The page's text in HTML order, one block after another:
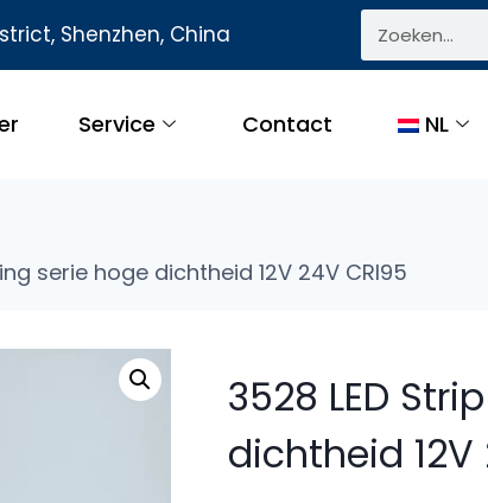
Shenzhen, China
Service Contact NL
serie hoge dichtheid 12V 24V CRI95
3528 LED
dichtheid 12V